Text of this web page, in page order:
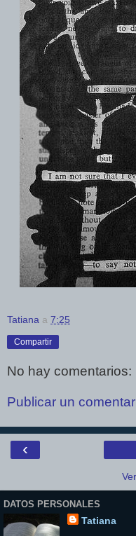
Tatiana a 7:25
Compartir
No hay comentarios:
Publicar un
‹
DATOS PERSONALES
Tatiana